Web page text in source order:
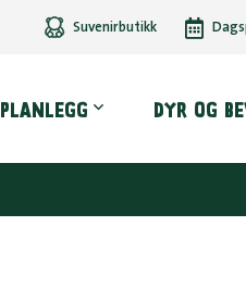
Suvenirbutikk
PLANLEGG DYR OG